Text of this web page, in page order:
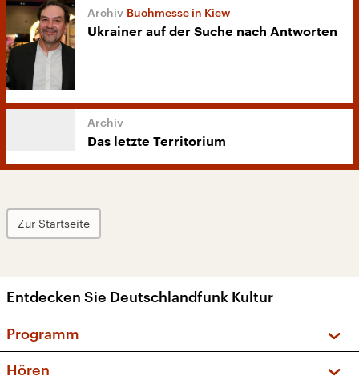
Buchmesse in Kiew
Ukrainer auf der Suche nach Antworten
Das letzte Territorium
Zur Startseite
Entdecken Sie Deutschlandfunk Kultur
Programm
Hören